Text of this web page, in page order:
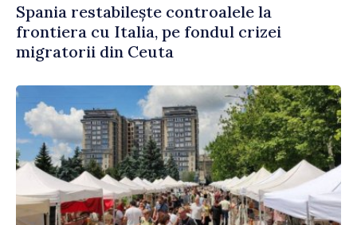
Spania restabilește controalele la
frontiera cu Italia, pe fondul crizei
migratorii din Ceuta